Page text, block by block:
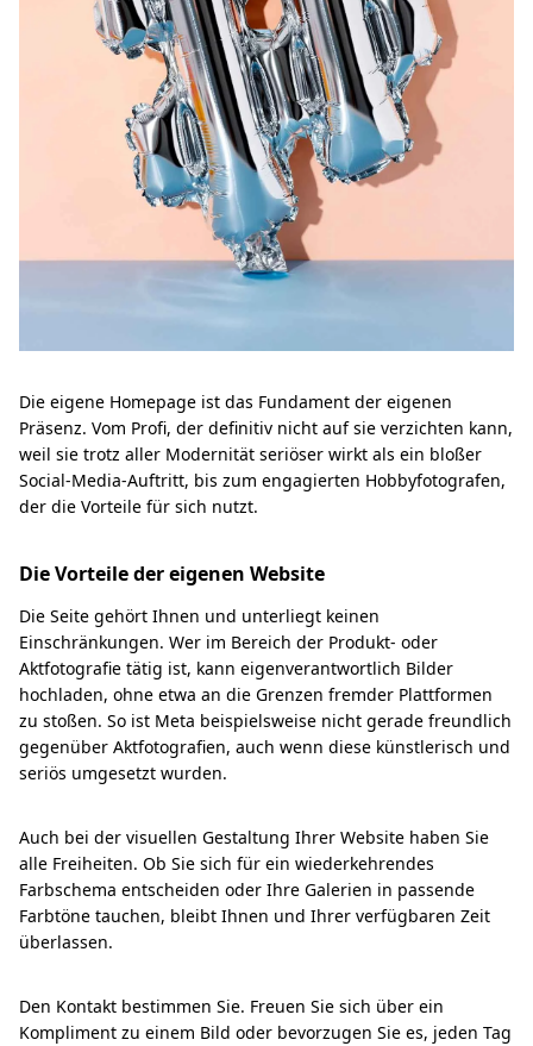
Die eigene Homepage ist das Fundament der eigenen
Präsenz. Vom Profi, der definitiv nicht auf sie verzichten kann,
weil sie trotz aller Modernität seriöser wirkt als ein bloßer
Social-Media-Auftritt, bis zum engagierten Hobbyfotografen,
der die Vorteile für sich nutzt.
Die Vorteile der eigenen Website
Die Seite gehört Ihnen und unterliegt keinen
Einschränkungen. Wer im Bereich der Produkt- oder
Aktfotografie tätig ist, kann eigenverantwortlich Bilder
hochladen, ohne etwa an die Grenzen fremder Plattformen
zu stoßen. So ist Meta beispielsweise nicht gerade freundlich
gegenüber Aktfotografien, auch wenn diese künstlerisch und
seriös umgesetzt wurden.
Auch bei der visuellen Gestaltung Ihrer Website haben Sie
alle Freiheiten. Ob Sie sich für ein wiederkehrendes
Farbschema entscheiden oder Ihre Galerien in passende
Farbtöne tauchen, bleibt Ihnen und Ihrer verfügbaren Zeit
überlassen.
Den Kontakt bestimmen Sie. Freuen Sie sich über ein
Kompliment zu einem Bild oder bevorzugen Sie es, jeden Tag